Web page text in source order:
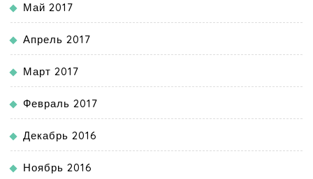
Май 2017
Апрель 2017
Март 2017
Февраль 2017
Декабрь 2016
Ноябрь 2016